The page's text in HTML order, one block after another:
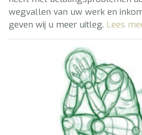
wegvallen van uw werk en
geven wij u meer uitleg. Lees